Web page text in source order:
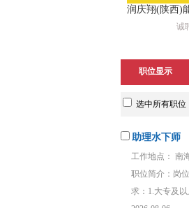
诚
职位显示
选中所有职位
助理水下师
工作地点： 南
职位简介：岗
求：1.大专及